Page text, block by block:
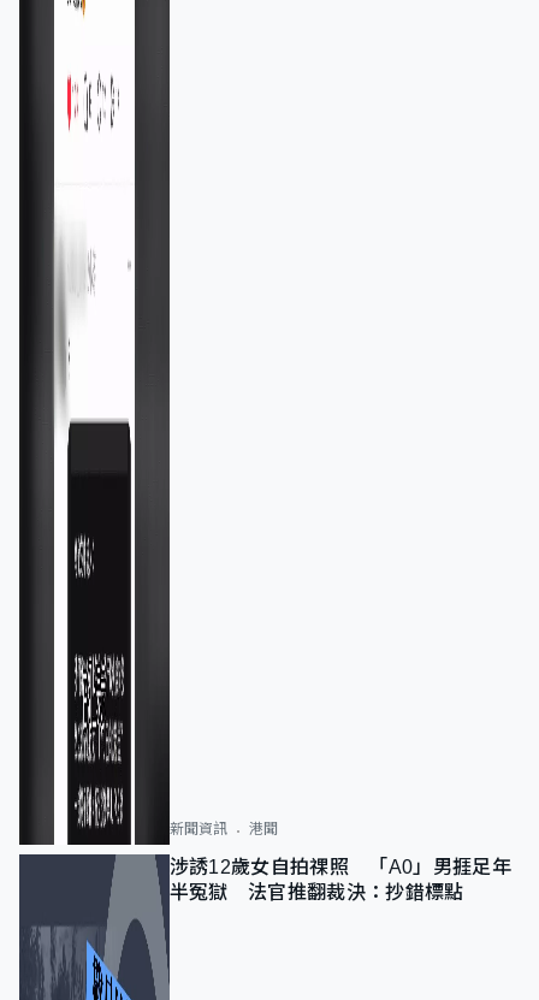
新聞資訊 港聞
涉誘12歲女自拍祼照 「A0」男捱足年
半冤獄 法官推翻裁決：抄錯標點